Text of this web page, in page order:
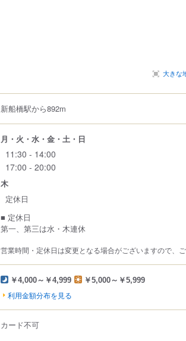
大きな
新船橋駅から892m
月・火・水・金・土・日
11:30 - 14:00
17:00 - 20:00
木
定休日
■ 定休日
第一、第三は水・木連休
営業時間・定休日は変更となる場合がございますので、
￥4,000～￥4,999 ￥5,000～￥5,999
利用金額分布を見る
カード不可